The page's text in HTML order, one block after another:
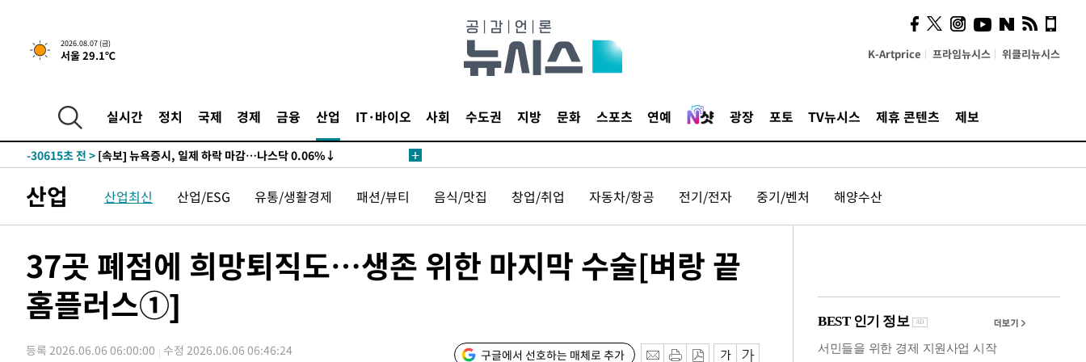
2026.08.07 (금)
서울 29.1℃ K-Artprice 프라임뉴시스 위클리뉴시스
실시간 정치 국제 경제 금융 산업 IT·바이오 사회 수도권 지방 문화 스포츠 연예 광장 포토 TV뉴시스 제휴 콘텐츠 제보
-30615초 전 > [속보] 뉴욕증시, 일제 하락 마감…나스닥 0.06%↓
산업 산업최신 산업/ESG 유통/생활경제 패션/뷰티 음식/맛집 창업/취업 자동차/항공 전기/전자 중기/벤처 해양수산
37곳 폐점에 희망퇴직도…생존 위한 마지막 수술[벼랑 끝
홈플러스①]
등록 2026.06.06 06:00:00 수정 2026.06.06 06:46:24 구글에서 선호하는 매체로 추가
의견, 국토부·LH에 충실히
전달할 것"